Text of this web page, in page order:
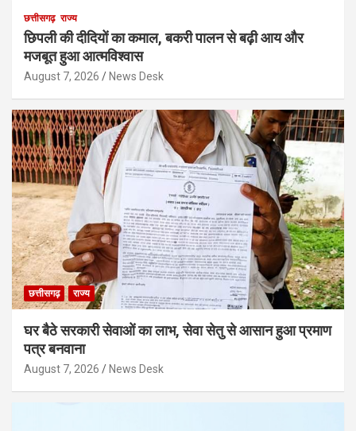
छत्तीसगढ़ राज्य
छिपली की दीदियों का कमाल, बकरी पालन से बढ़ी आय और
मजबूत हुआ आत्मविश्वास
August 7, 2026 News Desk
छत्तीसगढ़ राज्य
घर बैठे सरकारी सेवाओं का लाभ, सेवा सेतु से आसान हुआ प्रमाण
पत्र बनवाना
August 7, 2026 News Desk